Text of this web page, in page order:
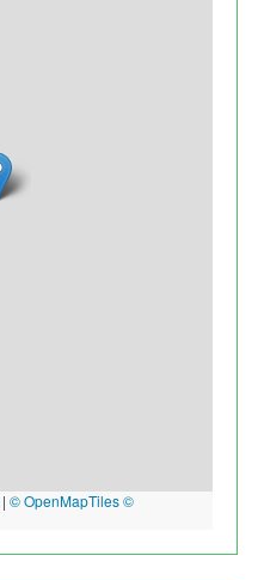
|© OpenMapTiles ©